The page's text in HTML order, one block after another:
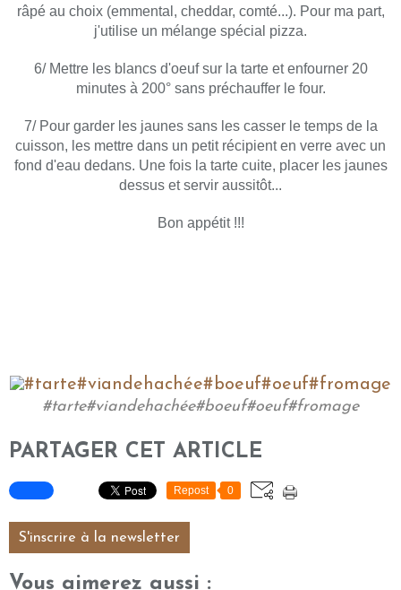
râpé au choix (emmental, cheddar, comté...). Pour ma part,
j'utilise un mélange spécial pizza.
6/ Mettre les blancs d'oeuf sur la tarte et enfourner 20
minutes à 200° sans préchauffer le four.
7/ Pour garder les jaunes sans les casser le temps de la
cuisson, les mettre dans un petit récipient en verre avec un
fond d'eau dedans. Une fois la tarte cuite, placer les jaunes
dessus et servir aussitôt...
Bon appétit !!!
#tarte#viandehachée#boeuf#oeuf#fromage
PARTAGER CET ARTICLE
Repost 0
S'inscrire à la newsletter
Vous aimerez aussi :